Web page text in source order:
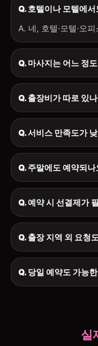
Q. 호텔이나 모텔에
A. 네, 호텔·모텔·오
Q. 마사지는 어느 정
Q. 출장비가 따로 있
Q. 서비스 만족도가
Q. 주말에도 예약되나
Q. 예약 시 선결제가
Q. 출장 지역 외 요청
Q. 당일 예약도 가능
실